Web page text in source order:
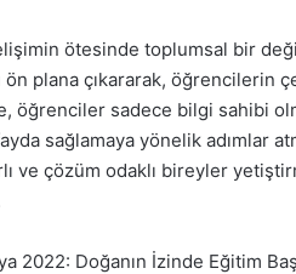
ötesinde toplumsal bir
ön plana çıkararak,
öğrenciler sadece bilgi sahibi
sağlamaya yönelik adımlar
ve çözüm odaklı bireyler
2022: Doğanın İzinde Eğitim